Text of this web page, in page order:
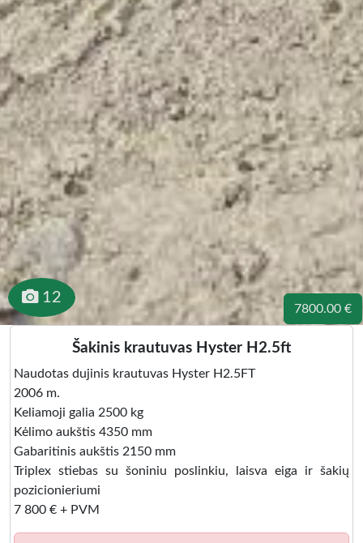
7800.00 €
12
Šakinis krautuvas Hyster H2.5ft
Naudotas dujinis krautuvas Hyster H2.5FT
2006 m.
Keliamoji galia 2500 kg
Kėlimo aukštis 4350 mm
Gabaritinis aukštis 2150 mm
Triplex stiebas su šoniniu poslinkiu, laisva eiga ir šakių
pozicionieriumi
7 800 € + PVM